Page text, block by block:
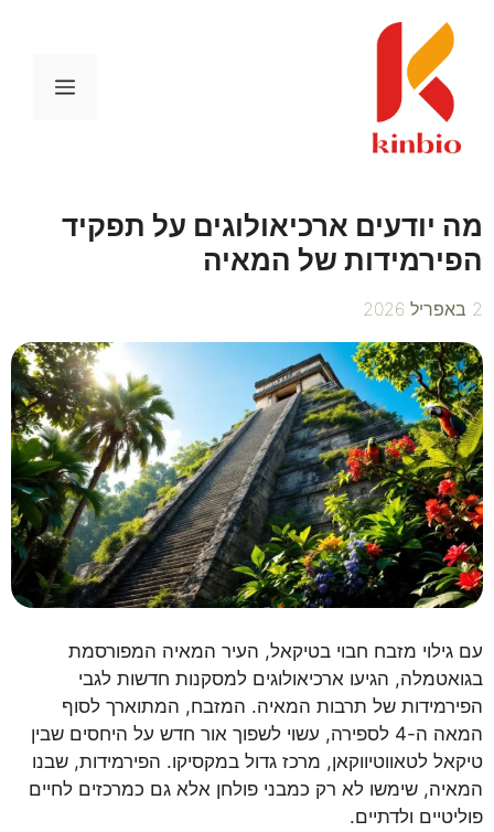
לתוכן
תפריט
מה יודעים ארכיאולוגים על תפקיד
הפירמידות של המאיה
2 באפריל 2026
עם גילוי מזבח חבוי בטיקאל, העיר המאיה המפורסמת
בגואטמלה, הגיעו ארכיאולוגים למסקנות חדשות לגבי
הפירמידות של תרבות המאיה. המזבח, המתוארך לסוף
המאה ה-4 לספירה, עשוי לשפוך אור חדש על היחסים שבין
טיקאל לטאווטיווקאן, מרכז גדול במקסיקו. הפירמידות, שבנו
המאיה, שימשו לא רק כמבני פולחן אלא גם כמרכזים לחיים
פוליטיים ולדתיים.